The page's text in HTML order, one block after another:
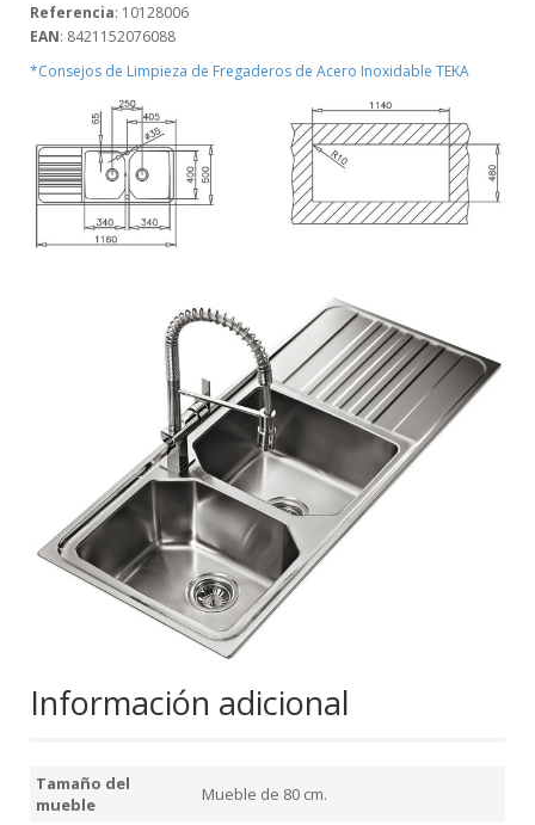
Referencia: 10128006
EAN: 8421152076088
*Consejos de Limpieza de Fregaderos de Acero Inoxidable TEKA
Información adicional
Tamaño del
mueble
Mueble de 80 cm.